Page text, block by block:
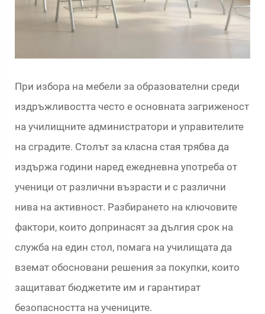
При избора на мебели за образователни среди
издръжливостта често е основната загриженост
на училищните администратори и управителите
на сградите. Столът за класна стая трябва да
издържа години наред ежедневна употреба от
ученици от различни възрасти и с различни
нива на активност. Разбирането на ключовите
фактори, които допринасят за дългия срок на
служба на един стол, помага на училищата да
вземат обосновани решения за покупки, които
защитават бюджетите им и гарантират
безопасността на учениците.